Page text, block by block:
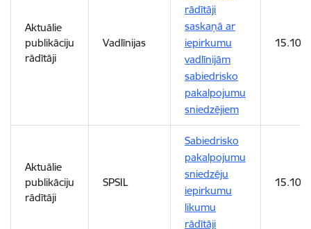
Aktuālie
publikāciju
rādītāji
Vadlīnijas
rādītāji
saskaņā ar
iepirkumu
vadlīnijām
sabiedrisko
pakalpojumu
sniedzējiem
Aktuālie
publikāciju
rādītāji
SPSIL
Sabiedrisko
pakalpojumu
sniedzēju
iepirkumu
likumu
rādītāji